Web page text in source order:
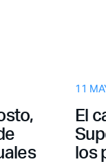
11
El
los